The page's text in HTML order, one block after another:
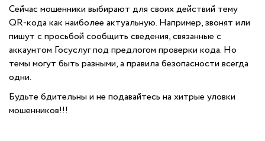
Сейчас мошенники выбирают для своих действий тему
QR-кода как наиболее актуальную. Например, звонят или
пишут с просьбой сообщить сведения, связанные с
аккаунтом Госуслуг под предлогом проверки кода. Но
темы могут быть разными, а правила безопасности всегда
одни.
Будьте бдительны и не подавайтесь на хитрые уловки
мошенников!!!